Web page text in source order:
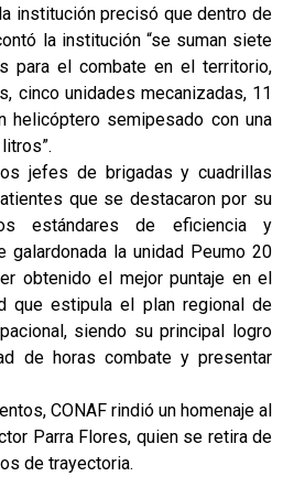
institución precisó que dentro de
la institución “se suman siete
para el combate en el territorio,
cinco unidades mecanizadas, 11
helicóptero semipesado con una
jefes de brigadas y cuadrillas
que se destacaron por su
estándares de eficiencia y
galardonada la unidad Peumo 20
obtenido el mejor puntaje en el
que estipula el plan regional de
siendo su principal logro
de horas combate y presentar
CONAF rindió un homenaje al
Parra Flores, quien se retira de
de trayectoria.